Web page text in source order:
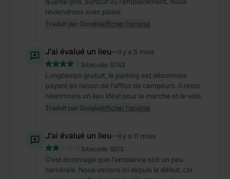
reviendrons avec plaisir.
Traduit par GoogleAfficher l'original
J'ai évalué un lieu—il y a 5 mois
Sitecode: 5743
Longtemps gratuit, le parking est désormais
payant en raison de l'afflux de campeurs. Il reste
néanmoins un lieu idéal pour la marche et le vélo.
Traduit par GoogleAfficher l'original
J'ai évalué un lieu—il y a 11 mois
Sitecode: 8212
C'est dommage que l'ambiance soit un peu
carcérale. Nous venons ici depuis le début, car